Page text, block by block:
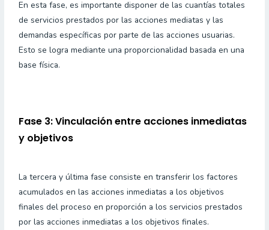
En esta fase, es importante disponer de las cuantías totales
de servicios prestados por las acciones mediatas y las
demandas específicas por parte de las acciones usuarias.
Esto se logra mediante una proporcionalidad basada en una
base física.
Fase 3: Vinculación entre acciones inmediatas
y objetivos
La tercera y última fase consiste en transferir los factores
acumulados en las acciones inmediatas a los objetivos
finales del proceso en proporción a los servicios prestados
por las acciones inmediatas a los objetivos finales.